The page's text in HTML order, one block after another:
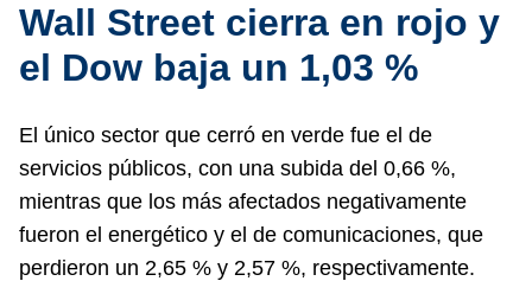
Wall Street cierra en rojo y
el Dow baja un 1,03 %
El único sector que cerró en verde fue el de
servicios públicos, con una subida del 0,66 %,
mientras que los más afectados negativamente
fueron el energético y el de comunicaciones, que
perdieron un 2,65 % y 2,57 %, respectivamente.